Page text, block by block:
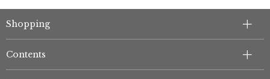
Shopping
Contents